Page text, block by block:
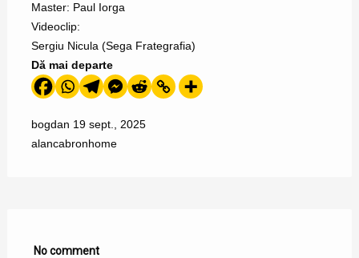
Master: Paul Iorga
Videoclip:
Sergiu Nicula (Sega Frategrafia)
Dă mai departe
bogdan 19 sept., 2025
alancabronhome
No comment